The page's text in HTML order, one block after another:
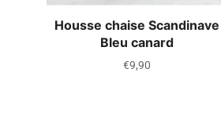
Housse chaise Scandinave
Bleu canard
Prix
€9,90